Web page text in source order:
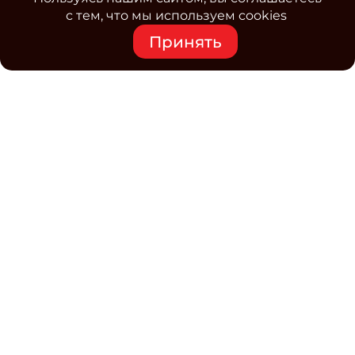
с тем, что мы используем cookies
Принять